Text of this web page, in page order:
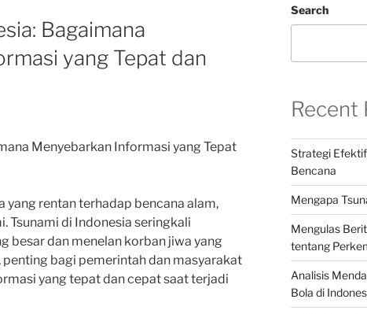
Bagaimana
yang Tepat dan
Menyebarkan Informasi yang Tepat
yang rentan terhadap bencana alam,
Tsunami di Indonesia seringkali
besar dan menelan korban jiwa yang
bagi pemerintah dan masyarakat
yang tepat dan cepat saat terjadi
Search
Recent
Strategi
Bencana
Mengapa
Mengulas
tentang
Analisis
Bola di